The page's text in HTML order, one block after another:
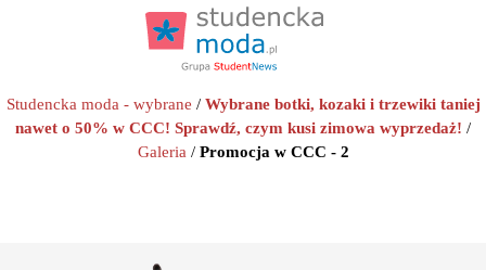
Studencka moda - wybrane / Wybrane botki, kozaki i trzewiki taniej
nawet o 50% w CCC! Sprawdź, czym kusi zimowa wyprzedaż! /
Galeria / Promocja w CCC - 2